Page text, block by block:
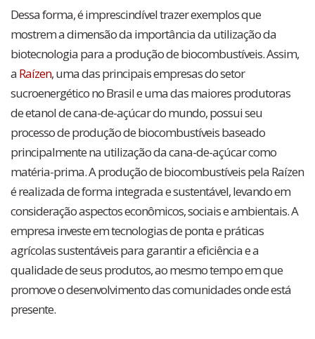
Dessa forma, é imprescindível trazer exemplos que
mostrem a dimensão da importância da utilização da
biotecnologia para a produção de biocombustíveis. Assim,
a Raízen, uma das principais empresas do setor
sucroenergético no Brasil e uma das maiores produtoras
de etanol de cana-de-açúcar do mundo, possui seu
processo de produção de biocombustíveis baseado
principalmente na utilização da cana-de-açúcar como
matéria-prima. A produção de biocombustíveis pela Raízen
é realizada de forma integrada e sustentável, levando em
consideração aspectos econômicos, sociais e ambientais. A
empresa investe em tecnologias de ponta e práticas
agrícolas sustentáveis para garantir a eficiência e a
qualidade de seus produtos, ao mesmo tempo em que
promove o desenvolvimento das comunidades onde está
presente.